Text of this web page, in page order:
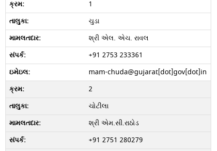
1
ચુડા
શ્રી એલ. એચ. રાવલ
+91 2753 233361
mam-chuda@gujarat[dot]gov[dot]in
2
ચોટીલા
શ્રી એમ.સી.રાઠોડ
+91 2751 280279